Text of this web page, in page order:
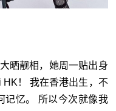
晒靓相，她周一贴出身
HK！ 我在香港出生，不
记忆。 所以今次就像我